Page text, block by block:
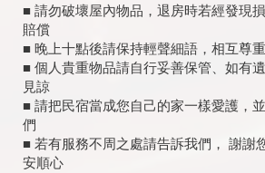
■ 請勿破壞屋內物品，退房時若經發現
賠償
■ 晚上十點後請保持輕聲細語，相互尊
■ 個人貴重物品請自行妥善保管、如有
見諒
■ 請把民宿當成您自己的家一樣愛護，
們
■ 若有服務不周之處請告訴我們， 謝謝
安順心